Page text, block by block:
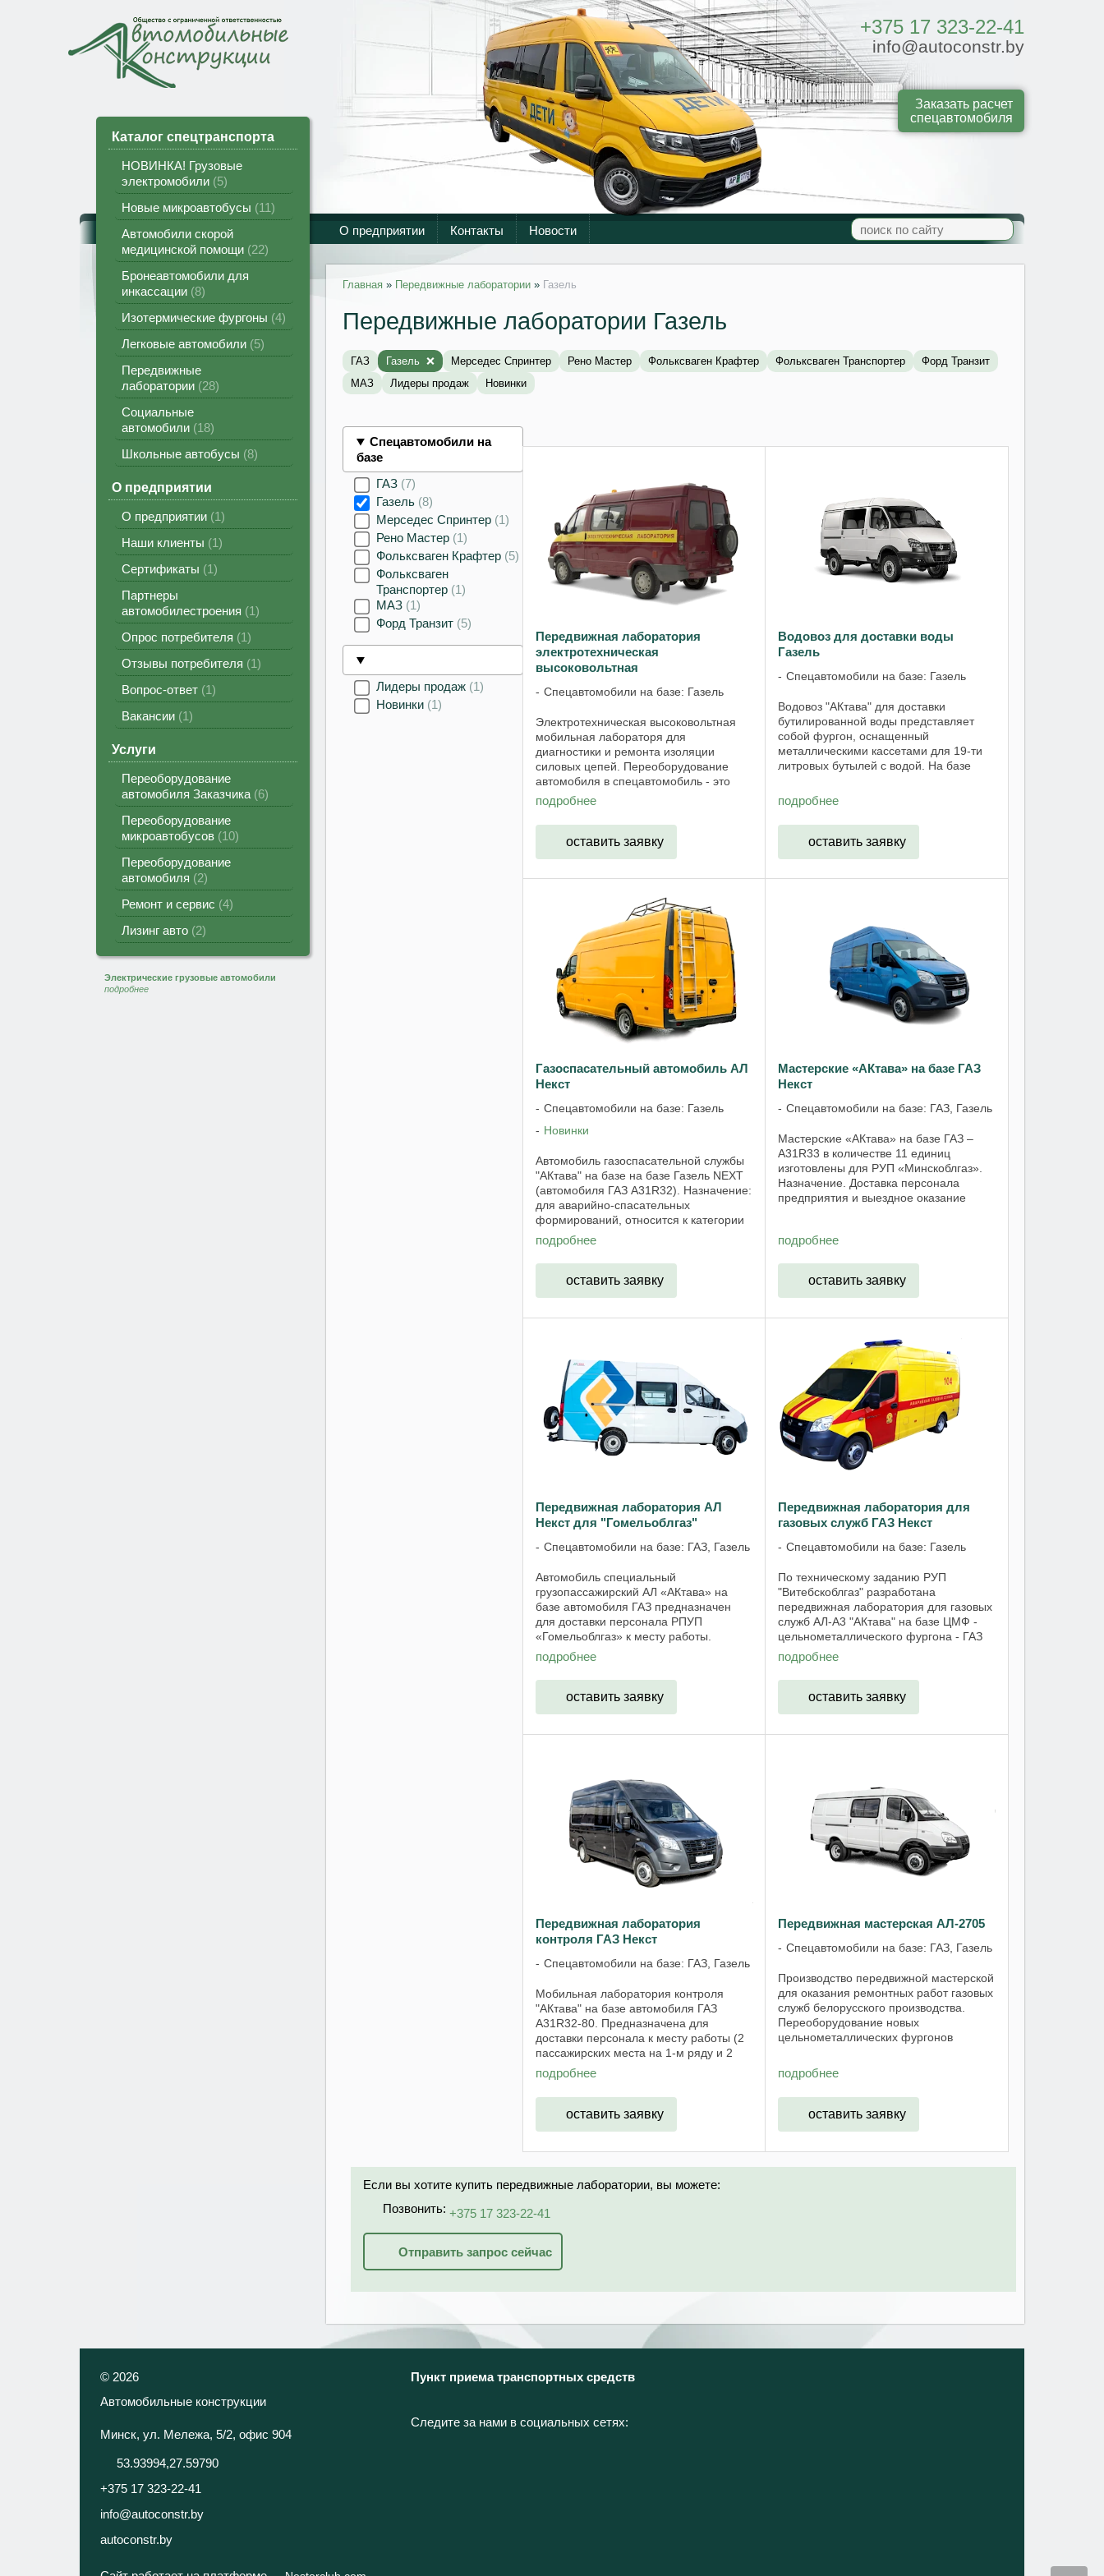
+375 17 323-22-41
info@autoconstr.by
Заказать расчет
спецавтомобиля
О предприятии Контакты Новости
Каталог спецтранспорта
НОВИНКА! Грузовые
электромобили 5
Новые микроавтобусы
11
Автомобили скорой
медицинской помощи 22
Бронеавтомобили для
инкассации 8
Изотермические фургоны 4
Легковые автомобили 5
Передвижные
лаборатории 28
Социальные
автомобили 18
Школьные автобусы 8
О предприятии
О предприятии 1
Наши клиенты
1
Сертификаты
1
Партнеры
автомобилестроения
1
Опрос потребителя
1
Отзывы потребителя
1
Вопрос-ответ 1
Вакансии 1
Услуги
Переоборудование
автомобиля Заказчика 6
Переоборудование
микроавтобусов 10
Переоборудование
автомобиля
2
Ремонт и сервис 4
Лизинг авто 2
Электрические грузовые автомобили
подробнее
Главная » Передвижные лаборатории » Газель
Передвижные лаборатории Газель
ГАЗ Газель Мерседес Спринтер Рено Мастер Фольксваген Крафтер Фольксваген Транспортер
Форд Транзит
МАЗ
Лидеры продаж Новинки
Спецавтомобили на
базе
ГАЗ 7
Газель 8
Мерседес Спринтер 1
Рено Мастер 1
Фольксваген Крафтер 5
Фольксваген
Транспортер 1
МАЗ 1
Форд Транзит 5
Лидеры продаж 1
Новинки 1
Передвижная лаборатория
электротехническая
высоковольтная
Спецавтомобили на базе: Газель
Электротехническая высоковольтная
мобильная лабораторя для
диагностики и ремонта изоляции
силовых цепей. Переоборудование
автомобиля в спецавтомобиль - это
основной вид деятельности нашего
предприятия. Конструирование и
осуществление ...
подробнее
оставить заявку
Водовоз для доставки воды
Газель
Спецавтомобили на базе: Газель
Водовоз "АКтава" для доставки
бутилированной воды представляет
собой фургон, оснащенный
металлическими кассетами для 19-ти
литровых бутылей с водой. На базе
ГАЗель. Оснащение водовоза
рассчитано на перевозку 65 бутылей. ...
подробнее
оставить заявку
Газоспасательный автомобиль АЛ
Некст
Спецавтомобили на базе: Газель
Новинки
Автомобиль газоспасательной службы
"АКтава" на базе на базе Газель NEXT
(автомобиля ГАЗ А31R32). Назначение:
для аварийно-спасательных
формирований, относится к категории
аварийно-спасательным автомобилям.
Предназначен для доставки
газоспасательного ...
подробнее
оставить заявку
Мастерские «АКтава» на базе ГАЗ
Некст
Спецавтомобили на базе: ГАЗ, Газель
Мастерские «АКтава» на базе ГАЗ –
A31R33 в количестве 11 единиц
изготовлены для РУП «Минскоблгаз».
Назначение. Доставка персонала
предприятия и выездное оказание
газоиспользующего ...
подробнее
оставить заявку
Передвижная лаборатория АЛ
Некст для "Гомельоблгаз"
Спецавтомобили на базе: ГАЗ, Газель
Автомобиль специальный
грузопассажирский АЛ «АКтава» на
базе автомобиля ГАЗ предназначен
для доставки персонала РПУП
«Гомельоблгаз» к месту работы.
Заводской цвет – белый, оклейка кузова
спецавтомобиля в соответствии с
фирменным стилем РПУП ...
подробнее
оставить заявку
Передвижная лаборатория для
газовых служб ГАЗ Некст
Спецавтомобили на базе: Газель
По техническому заданию РУП
"Витебскоблгаз" разработана
передвижная лаборатория для газовых
служб АЛ-А3 "АКтава" на базе ЦМФ -
цельнометаллического фургона - ГАЗ
NEXT - А32R32. В грузовом отсеке
рабочая поверхность верстака
закрывается с помощью ...
подробнее
оставить заявку
Передвижная лаборатория
контроля ГАЗ Некст
Спецавтомобили на базе: ГАЗ, Газель
Мобильная лаборатория контроля
"АКтава" на базе автомобиля ГАЗ
А31R32-80. Предназначена для
доставки персонала к месту работы (2
пассажирских места на 1-м ряду и 2
пассажирских места на 2 ряду.).
Автомобиль состоит из 3-х отсеков:
пассажирского, ...
подробнее
оставить заявку
Передвижная мастерская АЛ-2705
Спецавтомобили на базе: ГАЗ, Газель
Производство передвижной мастерской
для оказания ремонтных работ газовых
служб белорусского производства.
Переоборудование новых
цельнометаллических фургонов
передвижные мастерские выездных
бригад, так называемые ...
подробнее
оставить заявку
Если вы хотите купить передвижные лаборатории, вы можете:
Позвонить: +375 17 323-22-41
Отправить запрос сейчас
© 2026
Автомобильные конструкции
Минск, ул. Мележа, 5/2, офис 904
53.93994,27.59790
+375 17 323-22-41
info@autoconstr.by
autoconstr.by
Пункт приема транспортных средств
Следите за нами в социальных сетях: